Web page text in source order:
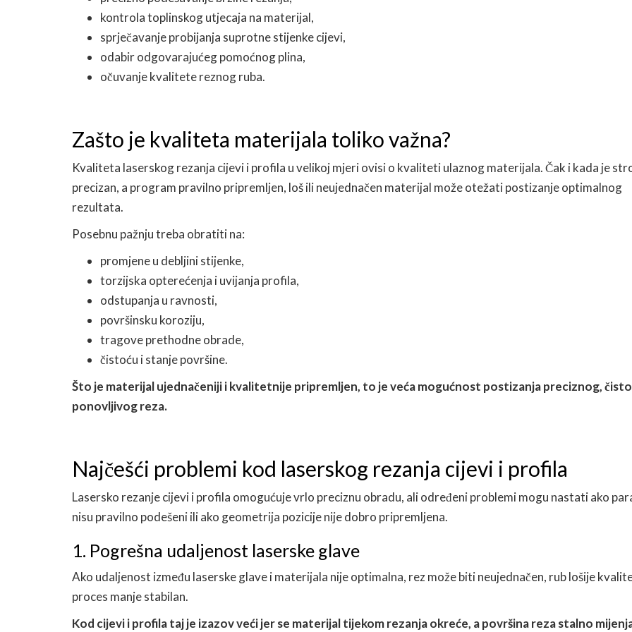
kontrola toplinskog utjecaja na materijal,
sprječavanje probijanja suprotne stijenke cijevi,
odabir odgovarajućeg pomoćnog plina,
očuvanje kvalitete reznog ruba.
Zašto je kvaliteta materijala toliko važna?
Kvaliteta laserskog rezanja cijevi i profila u velikoj mjeri ovisi o kvaliteti ulaznog materijala. Čak i kada je
precizan, a program pravilno pripremljen, loš ili neujednačen materijal može otežati postizanje optimalnog
rezultata.
Posebnu pažnju treba obratiti na:
promjene u debljini stijenke,
torzijska opterećenja i uvijanja profila,
odstupanja u ravnosti,
površinsku koroziju,
tragove prethodne obrade,
čistoću i stanje površine.
Što je materijal ujednačeniji i kvalitetnije pripremljen, to je veća mogućnost postizanja preciznog,
ponovljivog reza.
Najčešći problemi kod laserskog rezanja cijevi i profila
Lasersko rezanje cijevi i profila omogućuje vrlo preciznu obradu, ali određeni problemi mogu nastati ako
nisu pravilno podešeni ili ako geometrija pozicije nije dobro pripremljena.
1. Pogrešna udaljenost laserske glave
Ako udaljenost između laserske glave i materijala nije optimalna, rez može biti neujednačen, rub lošije
proces manje stabilan.
Kod cijevi i profila taj je izazov veći jer se materijal tijekom rezanja okreće, a površina reza stalno